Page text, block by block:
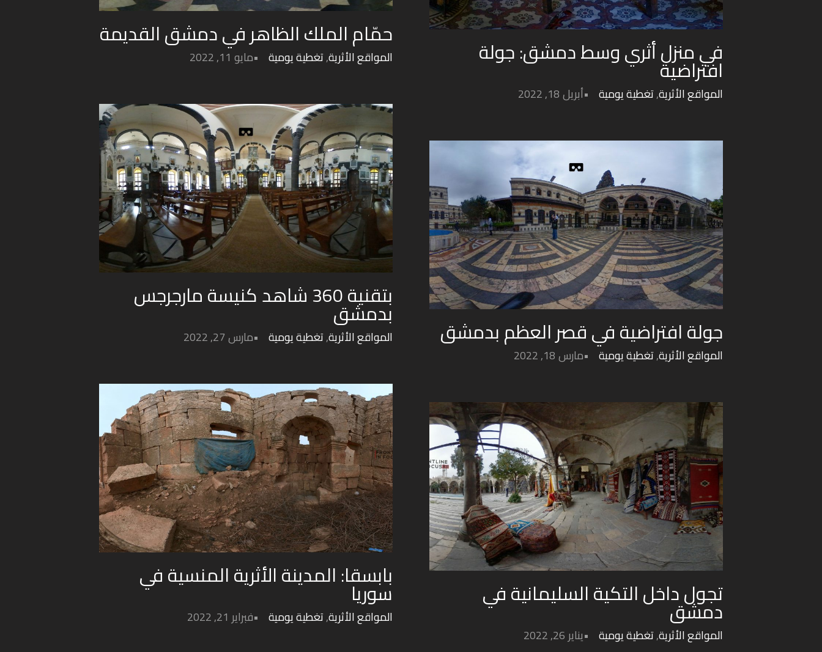
حمّام الملك الظاهر في دمشق القديمة
المواقع الأثرية,تغطية يومية مايو 11, 2022 في منزل أثري وسط دمشق: جولة
افتراضية
المواقع الأثرية,تغطية يومية أبريل 18, 2022
بتقنية 360 شاهد كنيسة مارجرجس
بدمشق
المواقع الأثرية,تغطية يومية مارس 27, 2022 جولة افتراضية في قصر العظم بدمشق
المواقع الأثرية,تغطية يومية مارس 18, 2022
بابسقا: المدينة الأثرية المنسية في
سوريا
المواقع الأثرية,تغطية يومية فبراير 21, 2022
تجول داخل التكية السليمانية في
دمشق
المواقع الأثرية,تغطية يومية يناير 26, 2022